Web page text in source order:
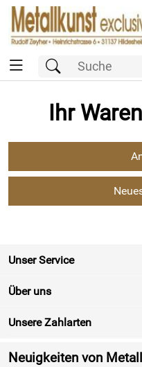
Warenkorb
Ihr
Unser Service
Kontakt
Newsletter
Retourenabwicklung
Über uns
Unsere Zahlarten
Neuigkeiten von